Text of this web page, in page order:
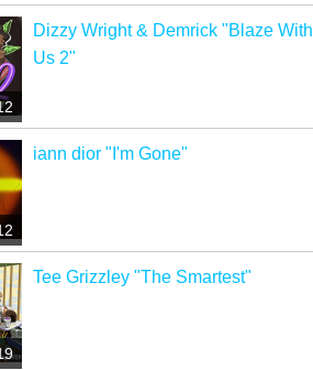
Dizzy Wright & Demrick "Blaze With
Us 2"
iann dior "I'm Gone"
Tee Grizzley "The Smartest"